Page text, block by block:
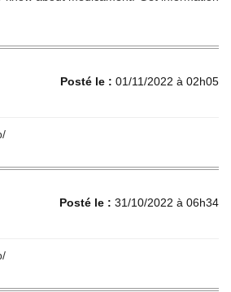
Posté le : 01/11/2022 à 02h05
Posté le : 31/10/2022 à 06h34